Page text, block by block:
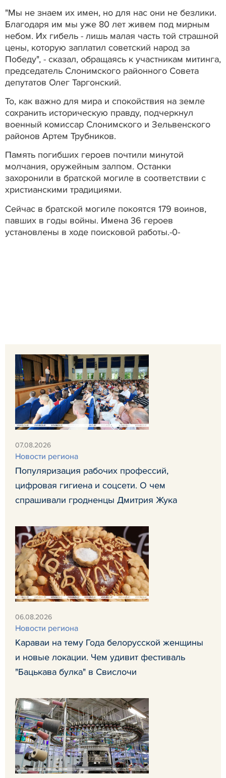
"Мы не знаем их имен, но для нас они не безлики.
Благодаря им мы уже 80 лет живем под мирным
небом. Их гибель - лишь малая часть той страшной
цены, которую заплатил советский народ за
Победу", - сказал, обращаясь к участникам митинга,
председатель Слонимского районного Совета
депутатов Олег Таргонский.
То, как важно для мира и спокойствия на земле
сохранить историческую правду, подчеркнул
военный комиссар Слонимского и Зельвенского
районов Артем Трубников.
Память погибших героев почтили минутой
молчания, оружейным залпом. Останки
захоронили в братской могиле в соответствии с
христианскими традициями.
Сейчас в братской могиле покоятся 179 воинов,
павших в годы войны. Имена 36 героев
установлены в ходе поисковой работы.-0-
07.08.2026
Новости региона
Популяризация рабочих профессий,
цифровая гигиена и соцсети. О чем
спрашивали гродненцы Дмитрия Жука
06.08.2026
Новости региона
Караваи на тему Года белорусской женщины
и новые локации. Чем удивит фестиваль
"Бацькава булка" в Свислочи